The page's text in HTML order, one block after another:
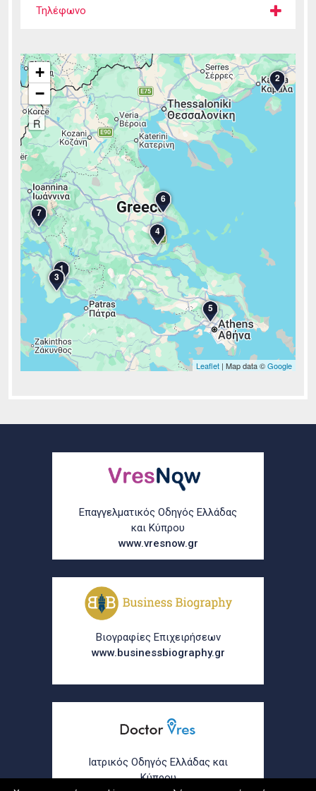
Τηλέφωνο
1
2
3
4
5
6
7
+
−
R
Leaflet | Map data ©Google
Επαγγελματικός Οδηγός Ελλάδας
και Κύπρου
www.vresnow.gr
Βιογραφίες Επιχειρήσεων
www.businessbiography.gr
Ιατρικός Οδηγός Ελλάδας και
Κύπρου